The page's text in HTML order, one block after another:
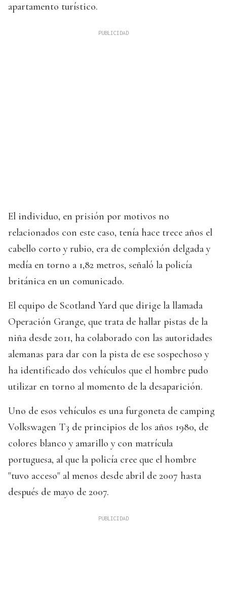
apartamento turístico.
El individuo, en prisión por motivos no
relacionados con este caso, tenía hace trece años el
cabello corto y rubio, era de complexión delgada y
medía en torno a 1,82 metros, señaló la policía
británica en un comunicado.
El equipo de Scotland Yard que dirige la llamada
Operación Grange, que trata de hallar pistas de la
niña desde 2011, ha colaborado con las autoridades
alemanas para dar con la pista de ese sospechoso y
ha identificado dos vehículos que el hombre pudo
utilizar en torno al momento de la desaparición.
Uno de esos vehículos es una furgoneta de camping
Volkswagen T3 de principios de los años 1980, de
colores blanco y amarillo y con matrícula
portuguesa, al que la policía cree que el hombre
"tuvo acceso" al menos desde abril de 2007 hasta
después de mayo de 2007.